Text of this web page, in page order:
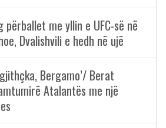
me yllin e UFC-së në
Dvalishvili e hedh në ujë
Bergamo’/ Berat
Atalantës me një